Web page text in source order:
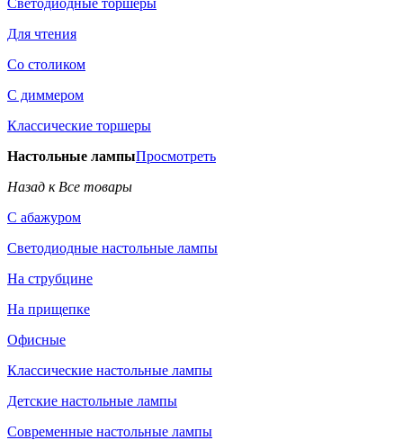
Светодиодные торшеры
Для чтения
Со столиком
С диммером
Классические торшеры
Настольные лампыПросмотреть
Назад к Все товары
С абажуром
Светодиодные настольные лампы
На струбцине
На прищепке
Офисные
Классические настольные лампы
Детские настольные лампы
Современные настольные лампы